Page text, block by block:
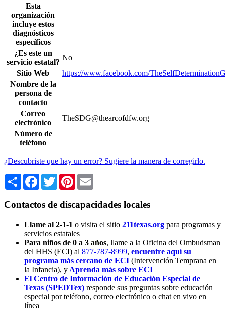
Esta
organización
incluye estos
diagnósticos
específicos
¿Es este un
servicio estatal?
No
Sitio Web
https://www.facebook.com/
Nombre de la
persona de
contacto
Correo
electrónico
TheSDG@thearcofdfw.org
Número de
teléfono
¿Descubriste que hay un error? Sugiere la manera de corregirlo.
Share Facebook
TwitterPinterest
Contactos de discapacidades locales
Llame al 2-1-1 o visita el sitio 211texas.org para programas y
servicios estatales
Para niños de 0 a 3 años, llame a la Oficina del Ombudsman
del HHS (ECI) al 877-787-8999, encuentre aquí su
programa más cercano de ECI (Intervención Temprana en
la Infancia), y Aprenda más sobre ECI
El Centro de Información de Educación Especial de
Texas (SPEDTex) responde sus preguntas sobre educación
especial por teléfono, correo electrónico o chat en vivo en
línea